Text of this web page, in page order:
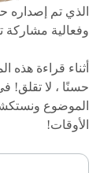
وفعالية مشاركة
أثناء قراءة هذه
حسنًا ، لا تقلق!
الموضوع
الأوقات!